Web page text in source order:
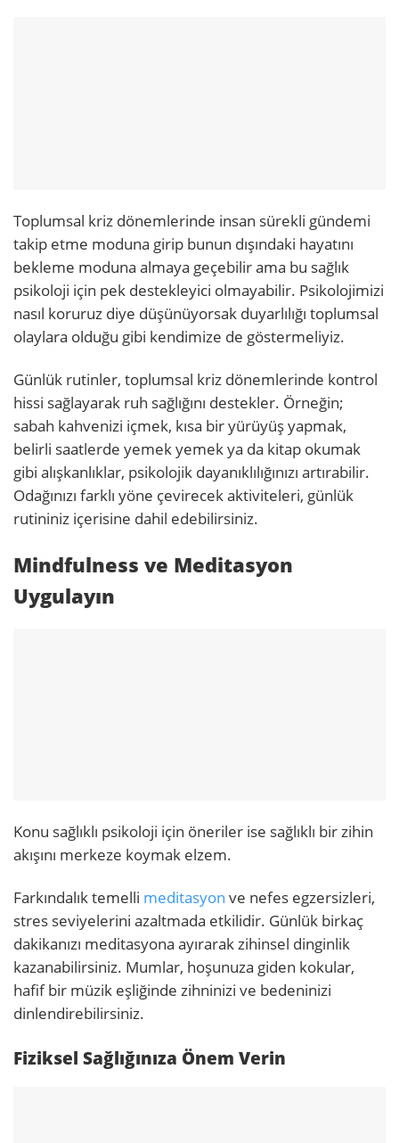
Toplumsal kriz dönemlerinde insan sürekli gündemi
takip etme moduna girip bunun dışındaki hayatını
bekleme moduna almaya geçebilir ama bu sağlık
psikoloji için pek destekleyici olmayabilir. Psikolojimizi
nasıl koruruz diye düşünüyorsak duyarlılığı toplumsal
olaylara olduğu gibi kendimize de göstermeliyiz.
Günlük rutinler, toplumsal kriz dönemlerinde kontrol
hissi sağlayarak ruh sağlığını destekler. Örneğin;
sabah kahvenizi içmek, kısa bir yürüyüş yapmak,
belirli saatlerde yemek yemek ya da kitap okumak
gibi alışkanlıklar, psikolojik dayanıklılığınızı artırabilir.
Odağınızı farklı yöne çevirecek aktiviteleri, günlük
rutininiz içerisine dahil edebilirsiniz.
Mindfulness ve Meditasyon
Uygulayın
Konu sağlıklı psikoloji için öneriler ise sağlıklı bir zihin
akışını merkeze koymak elzem.
Farkındalık temelli meditasyon ve nefes egzersizleri,
stres seviyelerini azaltmada etkilidir. Günlük birkaç
dakikanızı meditasyona ayırarak zihinsel dinginlik
kazanabilirsiniz. Mumlar, hoşunuza giden kokular,
hafif bir müzik eşliğinde zihninizi ve bedeninizi
dinlendirebilirsiniz.
Fiziksel Sağlığınıza Önem Verin